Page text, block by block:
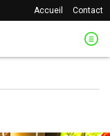
Accueil Contact